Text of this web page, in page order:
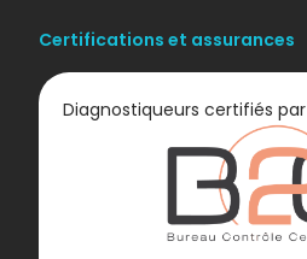
Certifications et assurances
Diagnostiqueurs certifiés par